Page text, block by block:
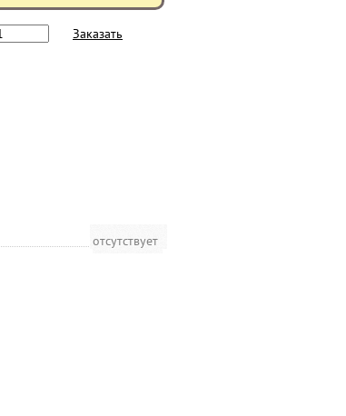
Заказать
отсутствует